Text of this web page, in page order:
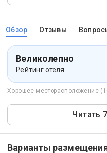
Обзор Отзывы
Великолепно
Рейтинг отеля
Хорошее месторасположение
Читать
Варианты размещения